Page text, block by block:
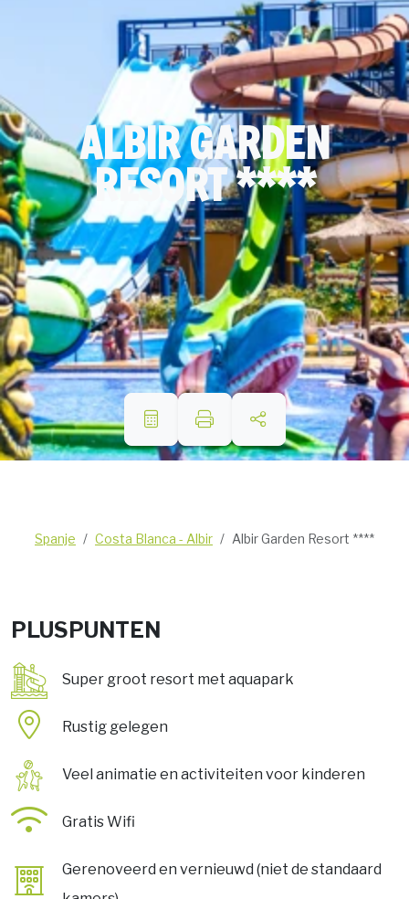
ALBIR GARDEN
RESORT ****
Spanje Costa Blanca - Albir Albir Garden Resort ****
PLUSPUNTEN
Super groot resort met aquapark
Rustig gelegen
Veel animatie en activiteiten voor kinderen
Gratis Wifi
Gerenoveerd en vernieuwd (niet de standaard